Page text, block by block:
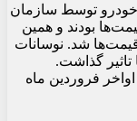
خودرو توسط سازمان
بودند و همین
شد. نوسانات
تاثیر گذاشت.
فروردین ماه